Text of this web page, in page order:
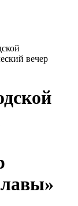
вечер